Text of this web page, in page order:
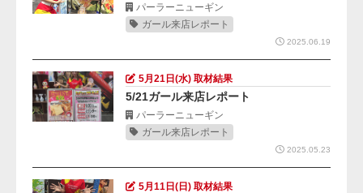
パーラーニューギン
ガール来店レポート
2025.06.19
5月21日(水) 取材結果
5/21ガール来店レポート
パーラーニューギン
ガール来店レポート
2025.05.23
5月11日(日) 取材結果